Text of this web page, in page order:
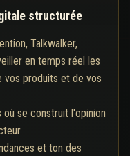
structurée
Talkwalker,
en temps réel les
vos produits et de vos
se construit l'opinion
et ton des